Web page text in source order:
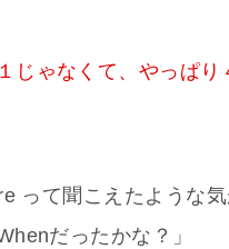
じゃなくて、やっぱり
って聞こえたような
だったかな？」